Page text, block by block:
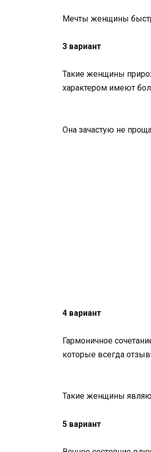
Мечты женщины
3 вариант
Такие женщины
характером имеют
Она зачастую не
4 вариант
Гармоничное
которые всегда
Такие женщины
5 вариант